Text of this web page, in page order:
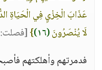
عَذَابَ الْخِزْيِ فِي الْحَيَاةِ
لَا يُنْصَرُونَ(١٦) }[فصلت: ١٦]
فدمرتهم وأهلكتهم